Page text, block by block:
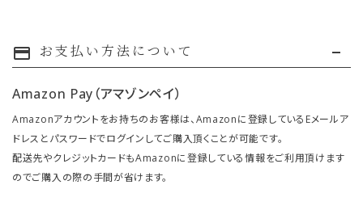
payment お支払い方法について
Amazon Pay（アマゾンペイ）
Amazonアカウントをお持ちのお客様は、Amazonに登録しているEメールア
ドレスとパスワードでログインしてご購入頂くことが可能です。
配送先やクレジットカードもAmazonに登録している情報をご利用頂けます
のでご購入の際の手間が省けます。